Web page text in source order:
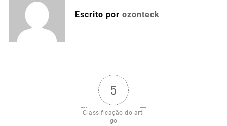
Escrito por ozonteck
5
Classificação do arti
go